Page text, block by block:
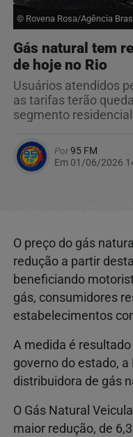
© Rovena Rosa/Agência
Gás natural tem
de hoje no Rio
Usuários atendidos
as tarifas terão
segmento
Por95 FM
Em 01/06/2026
O preço do gás
redução a partir
beneficiando
gás, consumidores
estabelecimentos
A medida é
governo do estado,
distribuidora de gás
O Gás Natural
maior redução, de